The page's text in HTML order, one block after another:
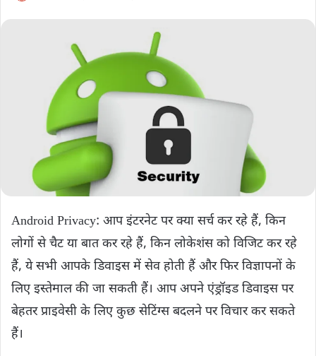
Android Privacy: आप इंटरनेट पर क्या सर्च कर रहे हैं, किन
लोगों से चैट या बात कर रहे हैं, किन लोकेशंस को विजिट कर रहे
हैं, ये सभी आपके डिवाइस में सेव होती हैं और फिर विज्ञापनों के
लिए इस्तेमाल की जा सकती हैं। आप अपने एंड्रॉइड डिवाइस पर
बेहतर प्राइवेसी के लिए कुछ सेटिंग्स बदलने पर विचार कर सकते
हैं।